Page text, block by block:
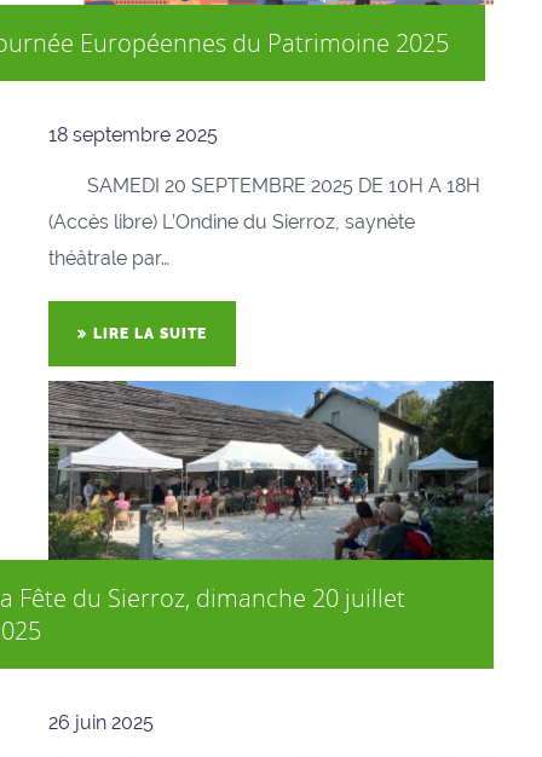
Européennes du Patrimoine 2025
18 septembre 2025
SAMEDI 20 SEPTEMBRE 2025 DE 10H A 18H
(Accès libre) L’Ondine du Sierroz, saynète
théâtrale par…
LIRE LA SUITE
Fête du Sierroz, dimanche 20 juillet
26 juin 2025